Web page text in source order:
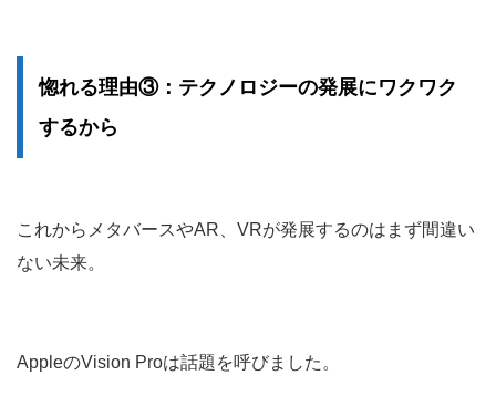
惚れる理由③：テクノロジーの発展にワクワク
するから
これからメタバースやAR、VRが発展するのはまず間違い
ない未来。
AppleのVision Proは話題を呼びました。